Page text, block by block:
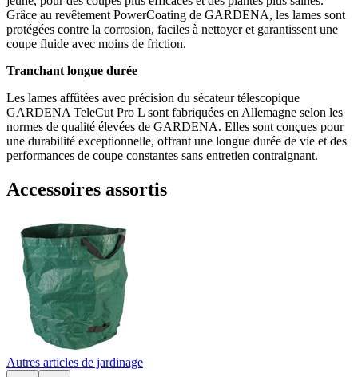
Grâce au revêtement PowerCoating de GARDENA, les lames sont
protégées contre la corrosion, faciles à nettoyer et garantissent une
coupe fluide avec moins de friction.
Tranchant longue durée
Les lames affûtées avec précision du sécateur télescopique
GARDENA TeleCut Pro L sont fabriquées en Allemagne selon les
normes de qualité élevées de GARDENA. Elles sont conçues pour
une durabilité exceptionnelle, offrant une longue durée de vie et des
performances de coupe constantes sans entretien contraignant.
Accessoires assortis
Autres articles de jardinage